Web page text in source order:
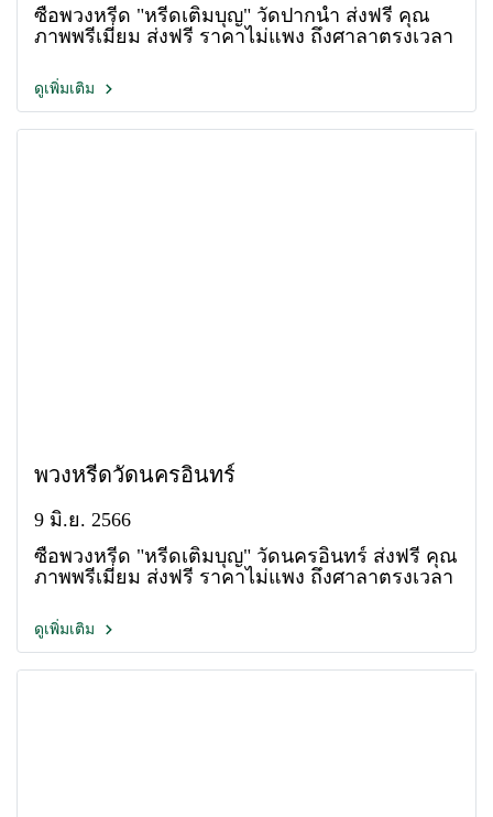
ซื้อพวงหรีด "หรีดเติมบุญ" วัดปากน้ำ ส่งฟรี คุณ
ภาพพรีเมี่ยม ส่งฟรี ราคาไม่แพง ถึงศาลาตรงเวลา
ดูเพิ่มเติม
พวงหรีดวัดนครอินทร์
9 มิ.ย. 2566
ซื้อพวงหรีด "หรีดเติมบุญ" วัดนครอินทร์ ส่งฟรี คุณ
ภาพพรีเมี่ยม ส่งฟรี ราคาไม่แพง ถึงศาลาตรงเวลา
ดูเพิ่มเติม